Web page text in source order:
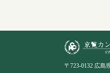
〒723-0132 広島